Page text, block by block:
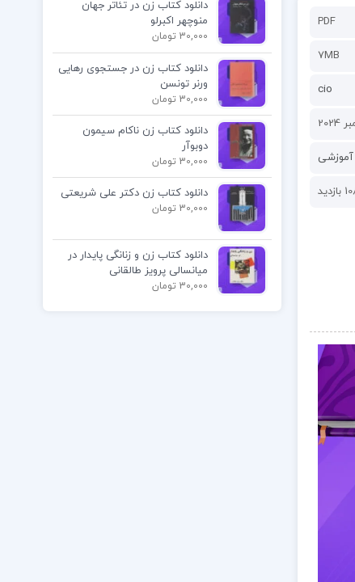
PDF
7MB
cio
دانلود کتاب زن در تئاتر جهان
منوچهر اکبرلو
30,000 تومان
دانلود کتاب زن در جستجوی رهایی
ورنر تونسن
30,000 تومان
دانلود کتاب زن ناکام سیمون
دوبوآر
30,000 تومان
دانلود کتاب زن دکتر علی شریعتی
30,000 تومان
دانلود کتاب زن و زنانگی پایدار در
میانسالی پرویز طالقانی
30,000 تومان